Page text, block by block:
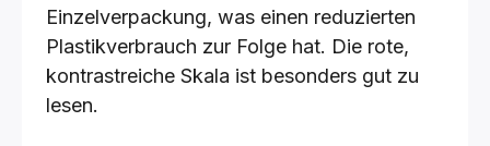
Einzelverpackung, was einen reduzierten
Plastikverbrauch zur Folge hat. Die rote,
kontrastreiche Skala ist besonders gut zu
lesen.